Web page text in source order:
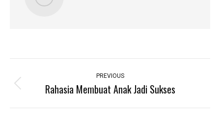
navigation
PREVIOUS
Previous
Rahasia Membuat Anak Jadi Sukses